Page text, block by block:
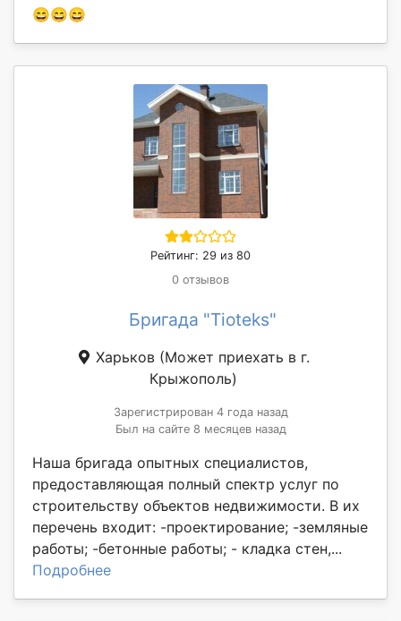
😄😄😄
Рейтинг: 29 из 80
0 отзывов
Бригада "Tioteks"
Харьков (Может приехать в г.
Крыжополь)
Зарегистрирован 4 года назад
Был на сайте 8 месяцев назад
Наша бригада опытных специалистов,
предоставляющая полный спектр услуг по
строительству объектов недвижимости. В их
перечень входит: -проектирование; -земляные
работы; -бетонные работы; - кладка стен,...
Подробнее